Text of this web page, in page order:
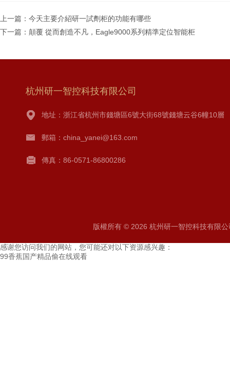
上一篇： 今天主要介紹研一試劑柜的功能有哪些
下一篇： 顛覆 從而創造不凡，Eagle9000系列精準定位智能柜
杭州研一智控科技有限公司
地址：浙江省杭州市錢塘區6號大街68號錢塘云谷6幢10層
郵箱： china_yanei@163.com
傳真：86-0571-86800286
版權所有 © 2026 杭州研一智控科技有限
感谢您访问我们的网站，您可能还对以下资源感兴趣：
99香蕉国产精品偷在线观看